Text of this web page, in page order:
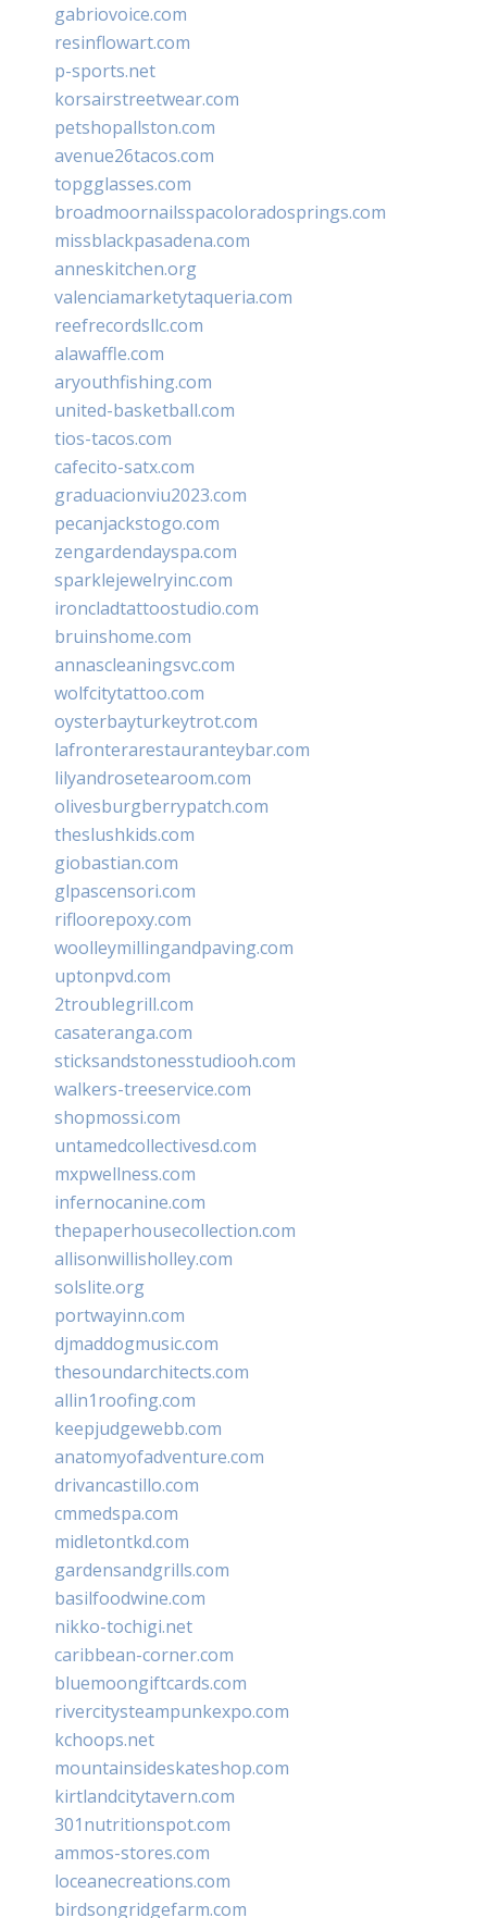
gabriovoice.com
resinflowart.com
p-sports.net
korsairstreetwear.com
petshopallston.com
avenue26tacos.com
topgglasses.com
broadmoornailsspacoloradosprings.com
missblackpasadena.com
anneskitchen.org
valenciamarketytaqueria.com
reefrecordsllc.com
alawaffle.com
aryouthfishing.com
united-basketball.com
tios-tacos.com
cafecito-satx.com
graduacionviu2023.com
pecanjackstogo.com
zengardendayspa.com
sparklejewelryinc.com
ironcladtattoostudio.com
bruinshome.com
annascleaningsvc.com
wolfcitytattoo.com
oysterbayturkeytrot.com
lafronterarestauranteybar.com
lilyandrosetearoom.com
olivesburgberrypatch.com
theslushkids.com
giobastian.com
glpascensori.com
rifloorepoxy.com
woolleymillingandpaving.com
uptonpvd.com
2troublegrill.com
casateranga.com
sticksandstonesstudiooh.com
walkers-treeservice.com
shopmossi.com
untamedcollectivesd.com
mxpwellness.com
infernocanine.com
thepaperhousecollection.com
allisonwillisholley.com
solslite.org
portwayinn.com
djmaddogmusic.com
thesoundarchitects.com
allin1roofing.com
keepjudgewebb.com
anatomyofadventure.com
drivancastillo.com
cmmedspa.com
midletontkd.com
gardensandgrills.com
basilfoodwine.com
nikko-tochigi.net
caribbean-corner.com
bluemoongiftcards.com
rivercitysteampunkexpo.com
kchoops.net
mountainsideskateshop.com
kirtlandcitytavern.com
301nutritionspot.com
ammos-stores.com
loceanecreations.com
birdsongridgefarm.com